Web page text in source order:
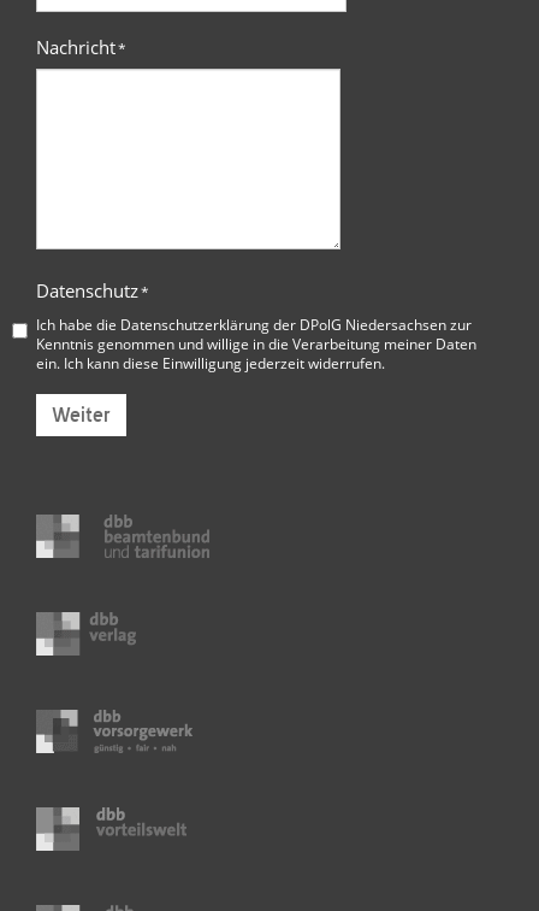
Nachricht*
Datenschutz*
Ich habe die Datenschutzerklärung der DPolG Niedersachsenzur
Kenntnis genommen und willige in die Verarbeitung meiner Daten
ein. Ich kann diese Einwilligung jederzeit widerrufen.
Weiter